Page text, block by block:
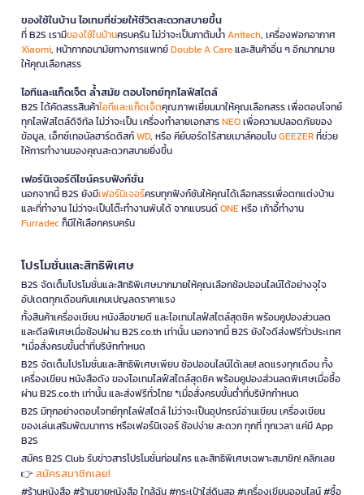
ของใช้ในบ้าน ไอเทมที่ช่วยให้ชีวิตสะดวกสบายขึ้น
ที่ B2S เรามีของใช้ในบ้านครบครัน ไม่ว่าจะเป็นกาต้มน้ำAnitech, เครื่องฟอกอากาศ
Xiaomi, หน้ากากอนามัยทางการแพทย์Double A Careและสินค้าอื่น ๆ อีกมากมาย
ให้คุณเลือกสรร
ไอทีและแก็ดเจ็ต ล้ำสมัย ตอบโจทย์ทุกไลฟ์สไตล์
B2S ได้คัดสรรสินค้าไอทีและแก็ดเจ็ตคุณภาพเยี่ยมมาให้คุณเลือกสรร เพื่อตอบโจทย์
ทุกไลฟ์สไตล์ดิจิทัล ไม่ว่าจะเป็น เครื่องทำลายเอกสารNEOเพื่อความปลอดภัยของ
ข้อมูล, เอ็กซ์เทอนัลฮาร์ดดิสก์WD, หรือ คีย์บอร์ดไร้สายเมาส์คอมโบGEEZERที่ช่วย
ให้การทำงานของคุณสะดวกสบายยิ่งขึ้น
เฟอร์นิเจอร์ดีไซน์ครบฟังก์ชั่น
นอกจากนี้ B2S ยังมีเฟอร์นิเจอร์ครบทุกฟังก์ชันให้คุณได้เลือกสรรเพื่อตกแต่งบ้าน
และที่ทำงาน ไม่ว่าจะเป็นโต๊ะทำงานพับได้ จากแบรนด์ONEหรือ เก้าอี้ทำงาน
Furradecก็มีให้เลือกครบครัน
โปรโมชั่นและสิทธิพิเศษ
B2S จัดเต็มโปรโมชั่นและสิทธิพิเศษมากมายให้คุณเลือกช้อปออนไลน์ได้อย่างจุใจ
อัปเดตทุกเดือนกับแคมเปญลดราคาแรง
ทั้งสินค้าเครื่องเขียน หนังสือขายดี และไอเทมไลฟ์สไตล์สุดชิค พร้อมคูปองส่วนลด
และดีลพิเศษเมื่อช้อปผ่าน B2S.co.th เท่านั้น นอกจากนี้ B2S ยังใจดีส่งฟรีทั่วประเทศ
*เมื่อสั่งครบขั้นต่ำที่บริษัทกำหนด
B2S จัดเต็มโปรโมชั่นและสิทธิพิเศษเพียบ ช้อปออนไลน์ได้เลย! ลดแรงทุกเดือน ทั้ง
เครื่องเขียน หนังสือดัง ของไอเทมไลฟ์สไตล์สุดชิค พร้อมคูปองส่วนลดพิเศษเมื่อซื้อ
ผ่าน B2S.co.th เท่านั้น และส่งฟรีทั่วไทย *เมื่อสั่งครบขั้นต่ำที่บริษัทกำหนด
B2S มีทุกอย่างตอบโจทย์ทุกไลฟ์สไตล์ ไม่ว่าจะเป็นอุปกรณ์อ่านเขียน เครื่องเขียน
ของเล่นเสริมพัฒนาการ หรือเฟอร์นิเจอร์ ช้อปง่าย สะดวก ทุกที่ ทุกเวลา แค่มี App
B2S
สมัคร B2S Club รับข่าวสารโปรโมชั่นก่อนใคร และสิทธิพิเศษเฉพาะสมาชิก! คลิกเลย
👉 สมัครสมาชิกเลย!
#ร้านหนังสือ #ร้านขายหนังสือ ใกล้ฉัน #กระเป๋าใส่ดินสอ #เครื่องเขียนออนไลน์ #ซื้อ